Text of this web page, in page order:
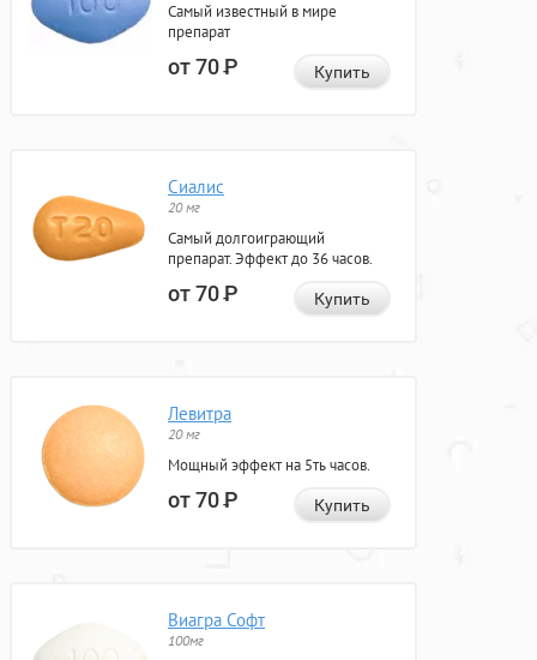
Самый известный в мире
препарат
от 70Р Купить
Сиалис
20 мг
Самый долгоиграющий
препарат. Эффект до 36 часов.
от 70Р Купить
Левитра
20 мг
Мощный эффект на 5ть часов.
от 70Р Купить
Виагра Софт
100мг